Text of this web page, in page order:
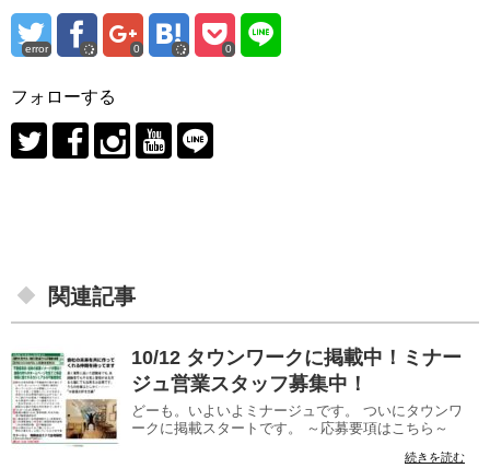
error 0 0
フォローする
関連記事
10/12 タウンワークに掲載中！ミナー
ジュ営業スタッフ募集中！
どーも。いよいよミナージュです。 ついにタウンワ
ークに掲載スタートです。 ～応募要項はこちら～
続きを読む